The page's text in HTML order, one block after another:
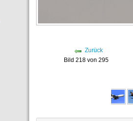
Zurück
Bild 218 von 295